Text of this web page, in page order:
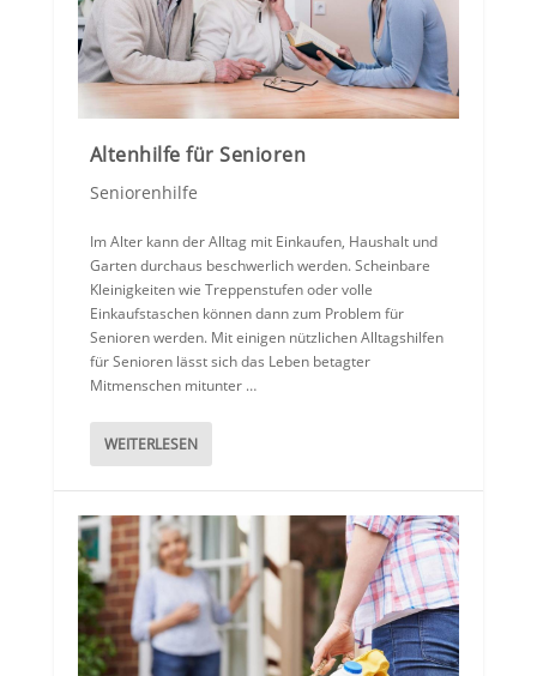
Altenhilfe für Senioren
Seniorenhilfe
Im Alter kann der Alltag mit Einkaufen, Haushalt und
Garten durchaus beschwerlich werden. Scheinbare
Kleinigkeiten wie Treppenstufen oder volle
Einkaufstaschen können dann zum Problem für
Senioren werden. Mit einigen nützlichen Alltagshilfen
für Senioren lässt sich das Leben betagter
Mitmenschen mitunter …
WEITERLESEN